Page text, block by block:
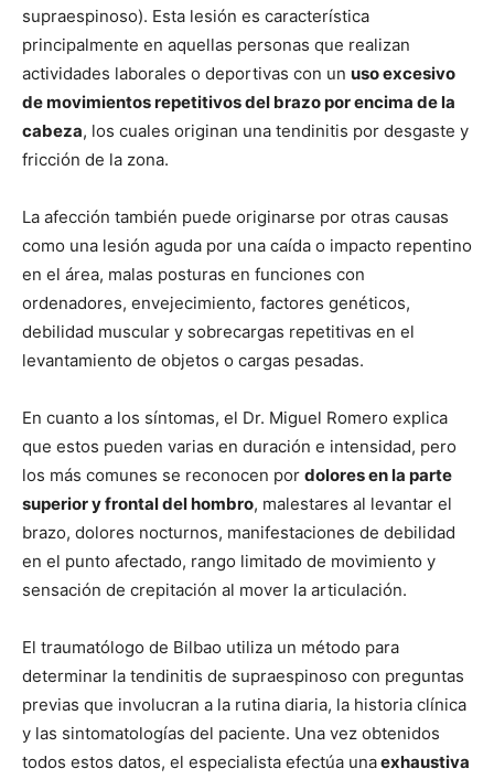
supraespinoso). Esta lesión es característica
principalmente en aquellas personas que realizan
actividades laborales o deportivas con un uso excesivo
de movimientos repetitivos del brazo por encima de la
cabeza, los cuales originan una tendinitis por desgaste y
fricción de la zona.
La afección también puede originarse por otras causas
como una lesión aguda por una caída o impacto repentino
en el área, malas posturas en funciones con
ordenadores, envejecimiento, factores genéticos,
debilidad muscular y sobrecargas repetitivas en el
levantamiento de objetos o cargas pesadas.
En cuanto a los síntomas, el Dr. Miguel Romero explica
que estos pueden varias en duración e intensidad, pero
los más comunes se reconocen por dolores en la parte
superior y frontal del hombro, malestares al levantar el
brazo, dolores nocturnos, manifestaciones de debilidad
en el punto afectado, rango limitado de movimiento y
sensación de crepitación al mover la articulación.
El traumatólogo de Bilbao utiliza un método para
determinar la tendinitis de supraespinoso con preguntas
previas que involucran a la rutina diaria, la historia clínica
y las sintomatologías del paciente. Una vez obtenidos
todos estos datos, el especialista efectúa unaexhaustiva